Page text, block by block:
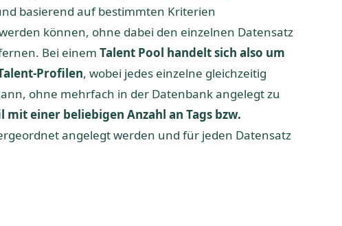
basierend auf bestimmten Kriterien
können, ohne dabei den einzelnen Datensatz
Bei einem Talent Pool handelt sich also um
Profilen, wobei jedes einzelne gleichzeitig
ohne mehrfach in der Datenbank angelegt zu
mit einer beliebigen Anzahl an Tags bzw.
angelegt werden und für jeden Datensatz